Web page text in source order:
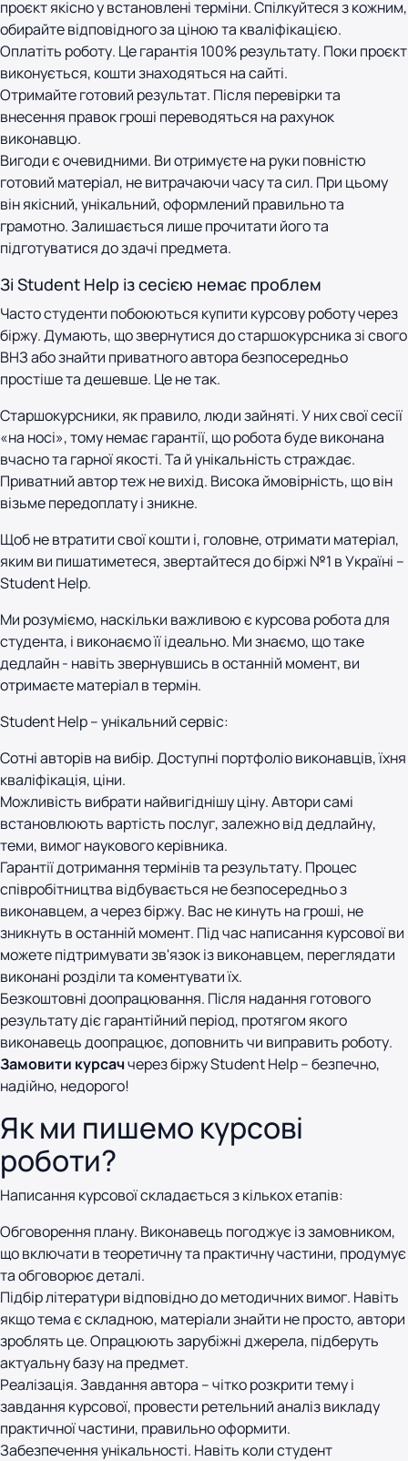
проєкт якісно у встановлені терміни. Спілкуйтеся з кожним,
обирайте відповідного за ціною та кваліфікацією.
Оплатіть роботу. Це гарантія 100% результату. Поки проєкт
виконується, кошти знаходяться на сайті.
Отримайте готовий результат. Після перевірки та
внесення правок гроші переводяться на рахунок
виконавцю.
Вигоди є очевидними. Ви отримуєте на руки повністю
готовий матеріал, не витрачаючи часу та сил. При цьому
він якісний, унікальний, оформлений правильно та
грамотно. Залишається лише прочитати його та
підготуватися до здачі предмета.
Зі Student Help із сесією немає проблем
Часто студенти побоюються купити курсову роботу через
біржу. Думають, що звернутися до старшокурсника зі свого
ВНЗ або знайти приватного автора безпосередньо
простіше та дешевше. Це не так.
Старшокурсники, як правило, люди зайняті. У них свої сесії
«на носі», тому немає гарантії, що робота буде виконана
вчасно та гарної якості. Та й унікальність страждає.
Приватний автор теж не вихід. Висока ймовірність, що він
візьме передоплату і зникне.
Щоб не втратити свої кошти і, головне, отримати матеріал,
яким ви пишатиметеся, звертайтеся до біржі №1 в Україні –
Student Help.
Ми розуміємо, наскільки важливою є курсова робота для
студента, і виконаємо її ідеально. Ми знаємо, що таке
дедлайн - навіть звернувшись в останній момент, ви
отримаєте матеріал в термін.
Student Help – унікальний сервіс:
Сотні авторів на вибір. Доступні портфоліо виконавців, їхня
кваліфікація, ціни.
Можливість вибрати найвигіднішу ціну. Автори самі
встановлюють вартість послуг, залежно від дедлайну,
теми, вимог наукового керівника.
Гарантії дотримання термінів та результату. Процес
співробітництва відбувається не безпосередньо з
виконавцем, а через біржу. Вас не кинуть на гроші, не
зникнуть в останній момент. Під час написання курсової ви
можете підтримувати зв'язок із виконавцем, переглядати
виконані розділи та коментувати їх.
Безкоштовні доопрацювання. Після надання готового
результату діє гарантійний період, протягом якого
виконавець доопрацює, доповнить чи виправить роботу.
Замовити курсаччерез біржу Student Help – безпечно,
надійно, недорого!
Як ми пишемо курсові
роботи?
Написання курсової складається з кількох етапів:
Обговорення плану. Виконавець погоджує із замовником,
що включати в теоретичну та практичну частини, продумує
та обговорює деталі.
Підбір літератури відповідно до методичних вимог. Навіть
якщо тема є складною, матеріали знайти не просто, автори
зроблять це. Опрацюють зарубіжні джерела, підберуть
актуальну базу на предмет.
Реалізація. Завдання автора – чітко розкрити тему і
завдання курсової, провести ретельний аналіз викладу
практичної частини, правильно оформити.
Забезпечення унікальності. Навіть коли студент